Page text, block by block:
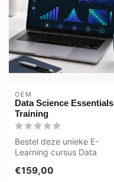
OEM
Data Science Essentials
Training
Bestel deze unieke E-
Learning cursus Data
online, 1 ...
€159,00